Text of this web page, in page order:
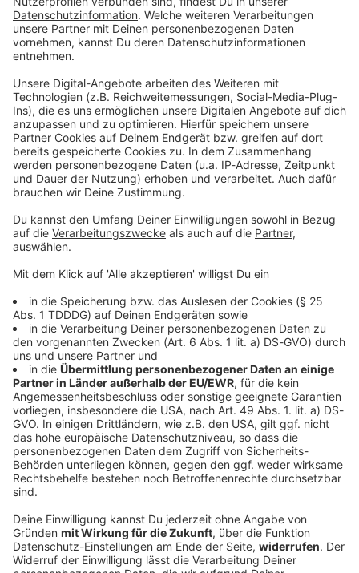
Du möchtest uns etwas sagen?
Kontaktformular
Sprachnachricht
© dpa-infocom, dpa:260517-930-90979/1
DAS KÖNNTE DICH AUCH INTERESSIEREN
Welt
Zugeständnissen
Der Iran und Oman sollen sich bei ihren